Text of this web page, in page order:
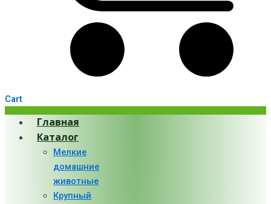
Cart
Главная
Каталог
Мелкие
домашние
животные
Крупный